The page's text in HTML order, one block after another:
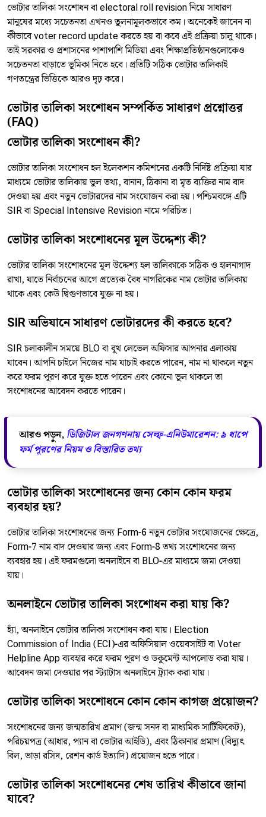
ভোটার তালিকা সংশোধন বা electoral roll revision নিয়ে সাধারণ
মানুষের মধ্যে সচেতনতা এখনও তুলনামূলকভাবে কম। অনেকেই জানেন না
কীভাবে voter record update করতে হয় বা কবে এই প্রক্রিয়া চালু থাকে।
তাই সরকার ও প্রশাসনের পাশাপাশি মিডিয়া এবং শিক্ষাপ্রতিষ্ঠানগুলোকেও
সচেতনতা বাড়াতে ভূমিকা নিতে হবে। প্রতিটি সঠিক ভোটার তালিকাই
গণতন্ত্রের ভিত্তিকে আরও দৃঢ় করে।
ভোটার তালিকা সংশোধন সম্পর্কিত সাধারণ প্রশ্নোত্তর
(FAQ)
ভোটার তালিকা সংশোধন কী?
ভোটার তালিকা সংশোধন হল ইলেকশন কমিশনের একটি নির্দিষ্ট প্রক্রিয়া যার
মাধ্যমে ভোটার তালিকায় ভুল তথ্য, বানান, ঠিকানা বা মৃত ব্যক্তির নাম বাদ
দেওয়া হয় এবং নতুন ভোটারদের নাম সংযোজন করা হয়। পশ্চিমবঙ্গে এটি
SIR বা Special Intensive Revision নামে পরিচিত।
ভোটার তালিকা সংশোধনের মূল উদ্দেশ্য কী?
ভোটার তালিকা সংশোধনের মূল উদ্দেশ্য হল তালিকাকে সঠিক ও হালনাগাদ
রাখা, যাতে নির্বাচনের আগে প্রত্যেক বৈধ নাগরিকের নাম ভোটার তালিকায়
থাকে এবং কেউ দ্বিগুণভাবে যুক্ত না হয়।
SIR অভিযানে সাধারণ ভোটারদের কী করতে হবে?
SIR চলাকালীন সময়ে BLO বা বুথ লেভেল অফিসার আপনার এলাকায়
যাবেন। আপনি চাইলে নিজের নাম যাচাই করতে পারেন, নাম না থাকলে নতুন
করে ফরম পূরণ করে যুক্ত হতে পারেন এবং কোনো ভুল থাকলে তা
সংশোধনের আবেদন করতে পারেন।
আরও পড়ুন, ডিজিটাল জনগণনায় সেল্ফ-এনিউমারেশন: ৯ ধাপে
ফর্ম পূরণের নিয়ম ও বিস্তারিত তথ্য
ভোটার তালিকা সংশোধনের জন্য কোন কোন ফরম
ব্যবহার হয়?
ভোটার তালিকা সংশোধনের জন্য Form-6 নতুন ভোটার সংযোজনের ক্ষেত্রে,
Form-7 নাম বাদ দেওয়ার জন্য এবং Form-8 তথ্য সংশোধনের জন্য
ব্যবহার হয়। এই ফরমগুলো অনলাইনে বা BLO-এর মাধ্যমে জমা দেওয়া
যায়।
অনলাইনে ভোটার তালিকা সংশোধন করা যায় কি?
হ্যাঁ, অনলাইনে ভোটার তালিকা সংশোধন করা যায়। Election
Commission of India (ECI)-এর অফিসিয়াল ওয়েবসাইট বা Voter
Helpline App ব্যবহার করে ফরম পূরণ ও ডকুমেন্ট আপলোড করা যায়।
আবেদন জমা দেওয়ার পর স্ট্যাটাস অনলাইনে ট্র্যাক করা যায়।
ভোটার তালিকা সংশোধনে কোন কোন কাগজ প্রয়োজন?
সংশোধনের জন্য জন্মতারিখ প্রমাণ (জন্ম সনদ বা মাধ্যমিক সার্টিফিকেট),
পরিচয়পত্র (আধার, প্যান বা ভোটার আইডি), এবং ঠিকানার প্রমাণ (বিদ্যুৎ
বিল, ভাড়া রসিদ, রেশন কার্ড ইত্যাদি) প্রয়োজন হতে পারে।
ভোটার তালিকা সংশোধনের শেষ তারিখ কীভাবে জানা
যাবে?